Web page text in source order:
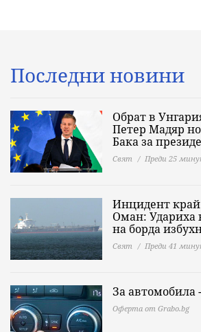
Последни новини
Обрат в
Петер Мадяр
Бака за
Свят Преди 25
Инцидент край
Оман: Удариха
на борда
Свят Преди 41
За автомобила
Оферта от Grabo.bg